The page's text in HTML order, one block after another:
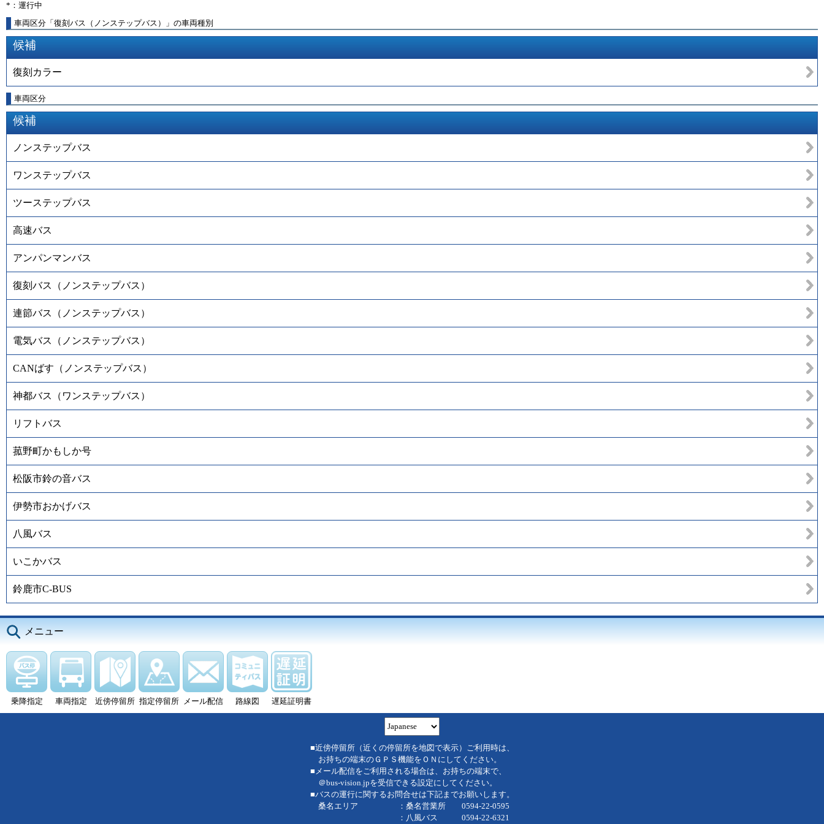
*：運行中
車両区分「復刻バス（ノンステップバス）」の車両種別
候補
復刻カラー
車両区分
候補
ノンステップバス
ワンステップバス
ツーステップバス
高速バス
アンパンマンバス
復刻バス（ノンステップバス）
連節バス（ノンステップバス）
電気バス（ノンステップバス）
CANばす（ノンステップバス）
神都バス（ワンステップバス）
リフトバス
菰野町かもしか号
松阪市鈴の音バス
伊勢市おかげバス
八風バス
いこかバス
鈴鹿市C-BUS
メニュー
乗降指定 車両指定 近傍停留所 指定停留所 メール配信 路線図 遅延証明書
■近傍停留所（近くの停留所を地図で表示）ご利用時は、
お持ちの端末のＧＰＳ機能をＯＮにしてください。
■メール配信をご利用される場合は、お持ちの端末で、
＠bus-vision.jpを受信できる設定にしてください。
■バスの運行に関するお問合せは下記までお願いします。
桑名エリア ：桑名営業所 0594-22-0595
：八風バス 0594-22-6321